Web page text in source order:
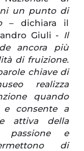
un punto di
– dichiara il
Giuli -
Il
ancora più
di fruizione.
chiave di
realizza
quando
e consente a
attiva della
passione e
di